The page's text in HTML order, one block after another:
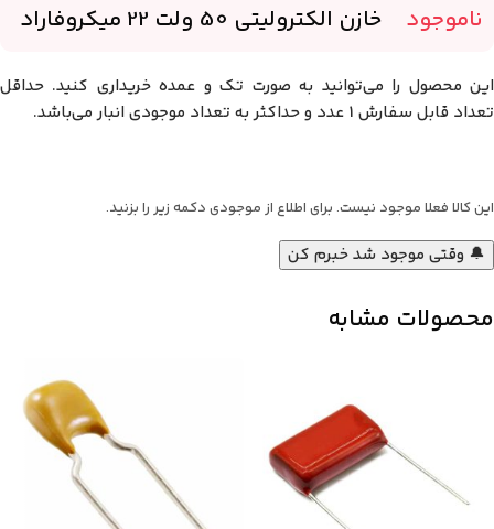
ناموجود خازن الکترولیتی 50 ولت 22 میکروفاراد
این محصول را می‌توانید به صورت تک و عمده خریداری کنید. حداقل
تعداد قابل سفارش 1 عدد و حداکثر به تعداد موجودی انبار می‌باشد.
این کالا فعلا موجود نیست. برای اطلاع از موجودی دکمه زیر را بزنید.
🔔 وقتی موجود شد خبرم کن
محصولات مشابه